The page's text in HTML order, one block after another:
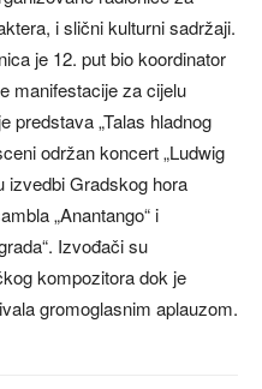
i slični kulturni sadržaji.
je 12. put bio koordinator
manifestacije za cijelu
predstava „Talas hladnog
održan koncert „Ludwig
izvedbi Gradskog hora
„Anantango“ i
Izvođači su
kompozitora dok je
gromoglasnim aplauzom.